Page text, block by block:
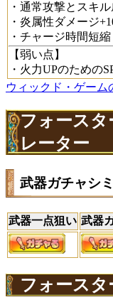
・通常攻撃とスキ
・炎属性ダメージ
・チャージ時間短縮
【弱い点】
・火力UPのための
ウィックド・ゲーム
フォースタ
レーター
武器ガチャシ
武器一点狙い 武器
フォースタ